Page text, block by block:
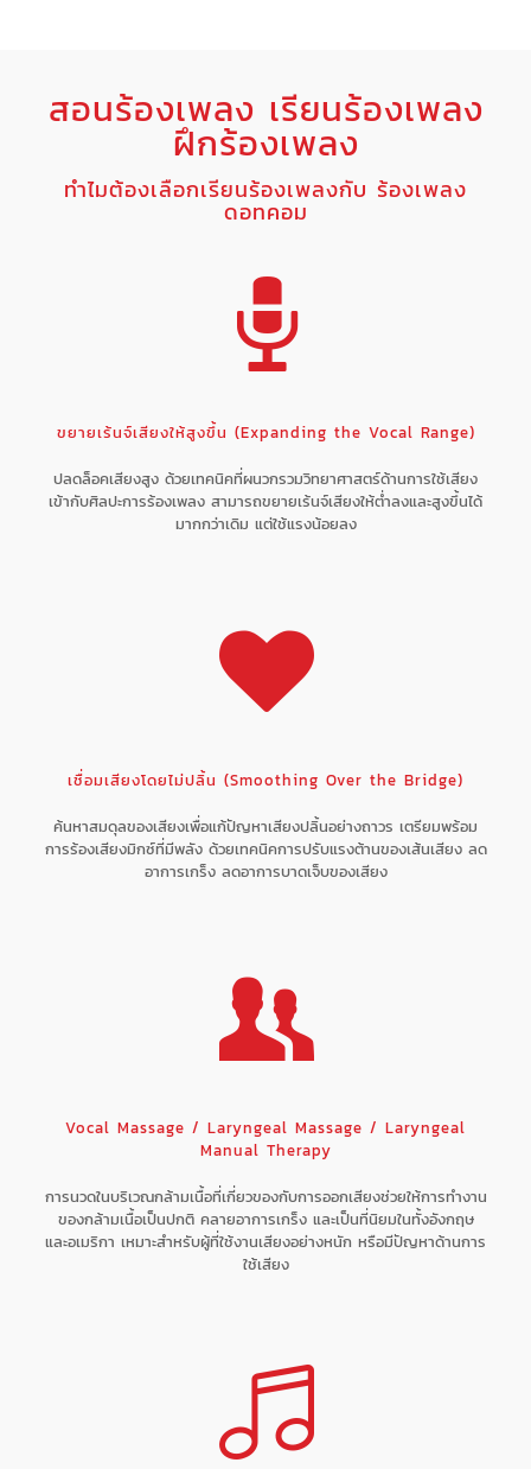
สอนร้องเพลง เรียนร้องเพลง
ฝึกร้องเพลง
ทำไมต้องเลือกเรียนร้องเพลงกับ ร้องเพลง
ดอทคอม
ขยายเร้นจ์เสียงให้สูงขึ้น (Expanding the Vocal Range)
ปลดล็อคเสียงสูง ด้วยเทคนิคที่ผนวกรวมวิทยาศาสตร์ด้านการใช้เสียง
เข้ากับศิลปะการร้องเพลง สามารถขยายเร้นจ์เสียงให้ต่ำลงและสูงขึ้นได้
มากกว่าเดิม แต่ใช้แรงน้อยลง
เชื่อมเสียงโดยไม่ปลิ้น (Smoothing Over the Bridge)
ค้นหาสมดุลของเสียงเพื่อแก้ปัญหาเสียงปลิ้นอย่างถาวร เตรียมพร้อม
การร้องเสียงมิกซ์ที่มีพลัง ด้วยเทคนิคการปรับแรงต้านของเส้นเสียง ลด
อาการเกร็ง ลดอาการบาดเจ็บของเสียง
Vocal Massage / Laryngeal Massage / Laryngeal
Manual Therapy
การนวดในบริเวณกล้ามเนื้อที่เกี่ยวของกับการออกเสียงช่วยให้การทำงาน
ของกล้ามเนื้อเป็นปกติ คลายอาการเกร็ง และเป็นที่นิยมในทั้งอังกฤษ
และอเมริกา เหมาะสำหรับผู้ที่ใช้งานเสียงอย่างหนัก หรือมีปัญหาด้านการ
ใช้เสียง